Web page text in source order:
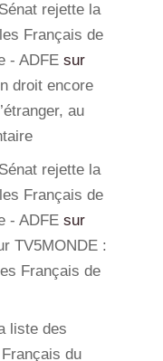
rejette la
Français de
- ADFEsur
droit encore
au
rejette la
Français de
- ADFEsur
TV5MONDE :
Français de
liste des
du